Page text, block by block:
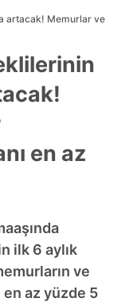
artacak! Memurlar ve
en az
ilk 6 aylık
ve
az yüzde 5